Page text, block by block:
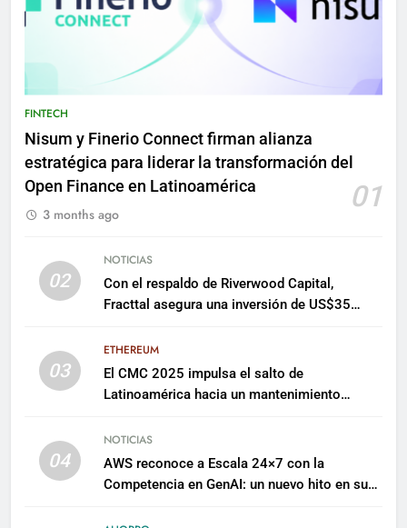
FINTECH
Nisum y Finerio Connect firman alianza
estratégica para liderar la transformación del
Open Finance en Latinoamérica
01
3 months ago
02
NOTICIAS
Con el respaldo de Riverwood Capital,
Fracttal asegura una inversión de US$35
03
ETHEREUM
El CMC 2025 impulsa el salto de
Latinoamérica hacia un mantenimiento
04
NOTICIAS
AWS reconoce a Escala 24×7 con la
Competencia en GenAI: un nuevo hito en su